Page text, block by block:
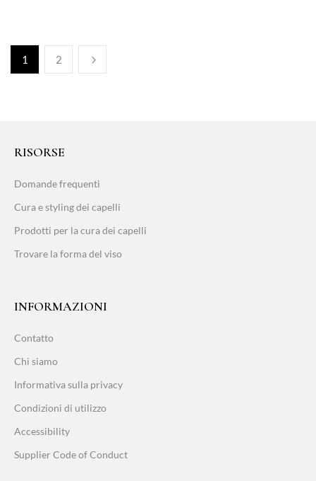
1 2
RISORSE
Domande frequenti
Cura e styling dei capelli
Prodotti per la cura dei capelli
Trovare la forma del viso
INFORMAZIONI
Contatto
Chi siamo
Informativa sulla privacy
Condizioni di utilizzo
Accessibility
Supplier Code of Conduct